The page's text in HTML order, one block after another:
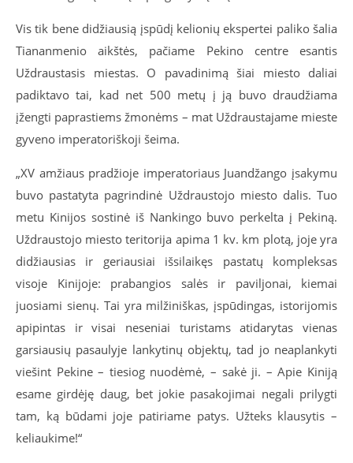
Vis tik bene didžiausią įspūdį kelionių ekspertei paliko šalia
Tiananmenio aikštės, pačiame Pekino centre esantis
Uždraustasis miestas. O pavadinimą šiai miesto daliai
padiktavo tai, kad net 500 metų į ją buvo draudžiama
įžengti paprastiems žmonėms – mat Uždraustajame mieste
gyveno imperatoriškoji šeima.
„XV amžiaus pradžioje imperatoriaus Juandžango įsakymu
buvo pastatyta pagrindinė Uždraustojo miesto dalis. Tuo
metu Kinijos sostinė iš Nankingo buvo perkelta į Pekiną.
Uždraustojo miesto teritorija apima 1 kv. km plotą, joje yra
didžiausias ir geriausiai išsilaikęs pastatų kompleksas
visoje Kinijoje: prabangios salės ir paviljonai, kiemai
juosiami sienų. Tai yra milžiniškas, įspūdingas, istorijomis
apipintas ir visai neseniai turistams atidarytas vienas
garsiausių pasaulyje lankytinų objektų, tad jo neaplankyti
viešint Pekine – tiesiog nuodėmė, – sakė ji. – Apie Kiniją
esame girdėję daug, bet jokie pasakojimai negali prilygti
tam, ką būdami joje patiriame patys. Užteks klausytis –
keliaukime!“